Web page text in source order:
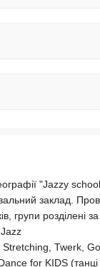
"Jazzy
заклад.
групи розділені
Jazz
Twerk,
for KIDS (танці